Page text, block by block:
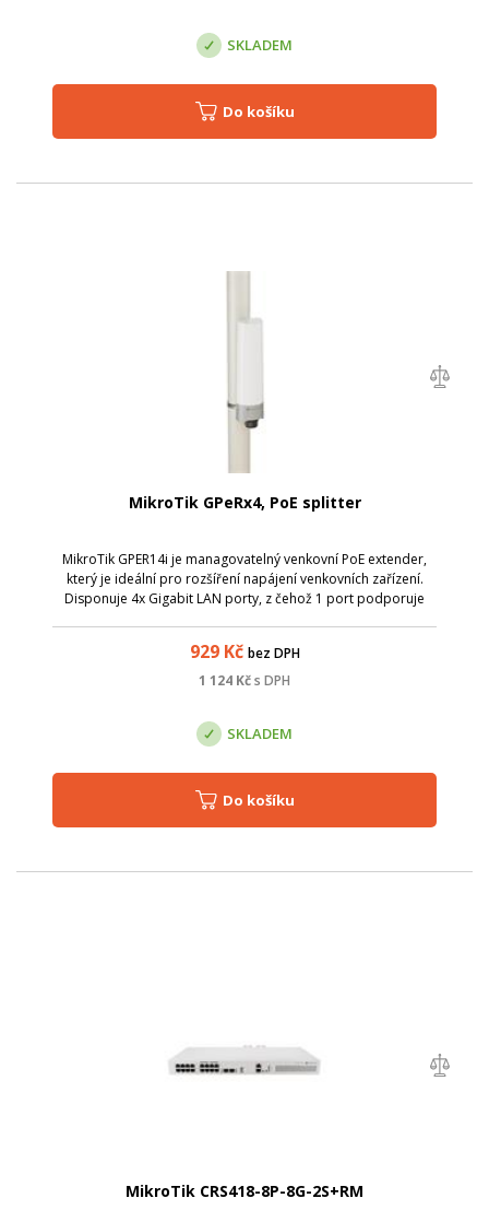
SKLADEM
Do košíku
MikroTik GPeRx4, PoE splitter
MikroTik GPER14i je managovatelný venkovní PoE extender,
který je ideální pro rozšíření napájení venkovních zařízení.
Disponuje 4x Gigabit LAN porty, z čehož 1 port podporuje
929Kč bez DPH
1 124 Kčs DPH
SKLADEM
Do košíku
MikroTik CRS418-8P-8G-2S+RM